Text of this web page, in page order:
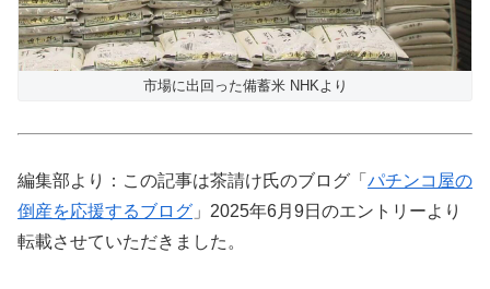
市場に出回った備蓄米 NHKより
編集部より：この記事は茶請け氏のブログ「 パチンコ屋の
倒産を応援するブログ 」2025年6月9日のエントリーより
転載させていただきました。